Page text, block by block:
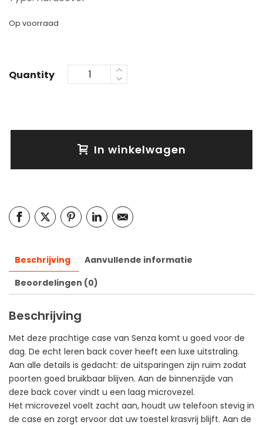
Op voorraad
Quantity
In winkelwagen
Beschrijving
Aanvullende informatie
Beoordelingen (0)
Beschrijving
Met deze prachtige case van Senza komt u goed voor de
dag. De echt leren back cover heeft een luxe uitstraling.
Aan alle details is gedacht: de uitsparingen zijn ruim zodat
poorten goed bruikbaar blijven. Aan de binnenzijde van
deze back cover vindt u een laag microvezel.
Het microvezel voelt zacht aan, houdt uw telefoon stevig in
de case en zorgt ervoor dat uw toestel krasvrij blijft. Aan de